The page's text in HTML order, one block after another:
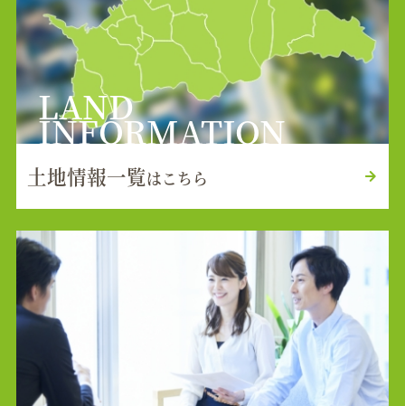
LAND
INFORMATION
土地情報一覧はこちら